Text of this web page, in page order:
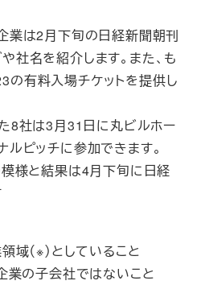
業は2月下旬の日経新聞朝刊
社名を紹介します。また、も
有料入場チケットを提供し
8社は3月31日に丸ビルホー
ルピッチに参加できます。
模様と結果は4月下旬に日経
域（※）としていること
業の子会社ではないこと